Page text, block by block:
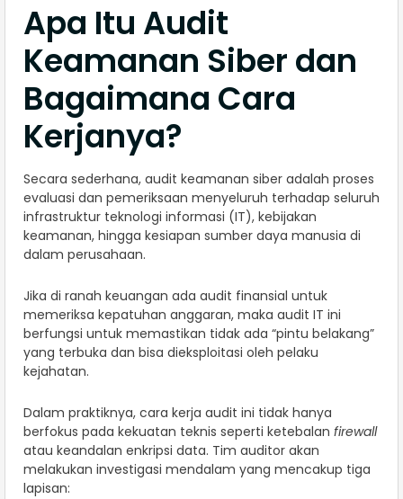
Apa Itu Audit
Keamanan Siber dan
Bagaimana Cara
Kerjanya?
Secara sederhana, audit keamanan siber adalah proses
evaluasi dan pemeriksaan menyeluruh terhadap seluruh
infrastruktur teknologi informasi (IT), kebijakan
keamanan, hingga kesiapan sumber daya manusia di
dalam perusahaan.
Jika di ranah keuangan ada audit finansial untuk
memeriksa kepatuhan anggaran, maka audit IT ini
berfungsi untuk memastikan tidak ada “pintu belakang”
yang terbuka dan bisa dieksploitasi oleh pelaku
kejahatan.
Dalam praktiknya, cara kerja audit ini tidak hanya
berfokus pada kekuatan teknis seperti ketebalan firewall
atau keandalan enkripsi data. Tim auditor akan
melakukan investigasi mendalam yang mencakup tiga
lapisan: